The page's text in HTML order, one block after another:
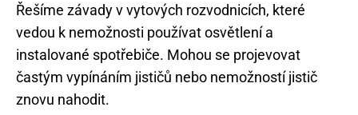
Řešíme závady v vytových rozvodnicích, které
vedou k nemožnosti používat osvětlení a
instalované spotřebiče. Mohou se projevovat
častým vypínáním jističů nebo nemožností jistič
znovu nahodit.